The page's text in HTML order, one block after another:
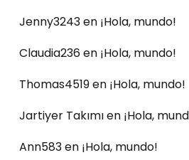
Jenny3243en ¡Hola, mundo!
Claudia236en ¡Hola, mundo!
Thomas4519en ¡Hola, mundo!
Jartiyer Takımıen ¡Hola,
Ann583en ¡Hola, mundo!